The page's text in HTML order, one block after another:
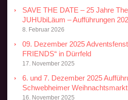
SAVE THE DATE – 25 Jahre
JUHUbiLäum – Aufführungen
8. Februar 2026
09. Dezember 2025
FRIENDS“ in Dürrfeld
17. November 2025
6. und 7. Dezember 2025
Schwebheimer Weihnachtsmarkt
16. November 2025